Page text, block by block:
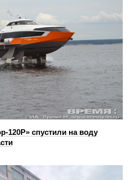
120Р» спустили на воду